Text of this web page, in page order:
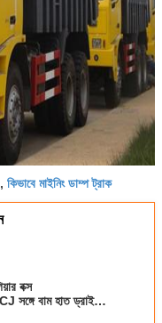
কিভাবে মাইনিং ডাম্প ট্রাক
বক্স
বাম হাত ড্রাইভিং